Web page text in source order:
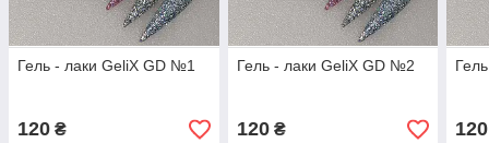
Гель - лаки GeliX GD №1
120 ₴
Гель - лаки GeliX GD №2
120₴ 120